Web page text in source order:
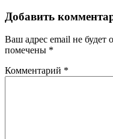
Добавить
Ваш адрес email не будет
помечены *
Комментарий *